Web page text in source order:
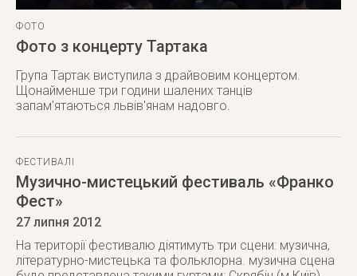
ФОТО
Фото з концерту Тартака
Група Тартак виступила з драйвовим концертом.
Щонайменше три години шалених танців
запам'ятаються львів'янам надовго.
ФЕСТИВАЛІ
Музично-мистецький фестиваль «Франко
Фест»
27 липня 2012
На території фестивалю діятимуть три сцени: музична,
літературно-мистецька та фольклорна. музична сцена